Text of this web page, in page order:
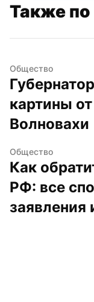
Также
Общество
картины
Волновахи
Общество
Как
РФ: все
заявления